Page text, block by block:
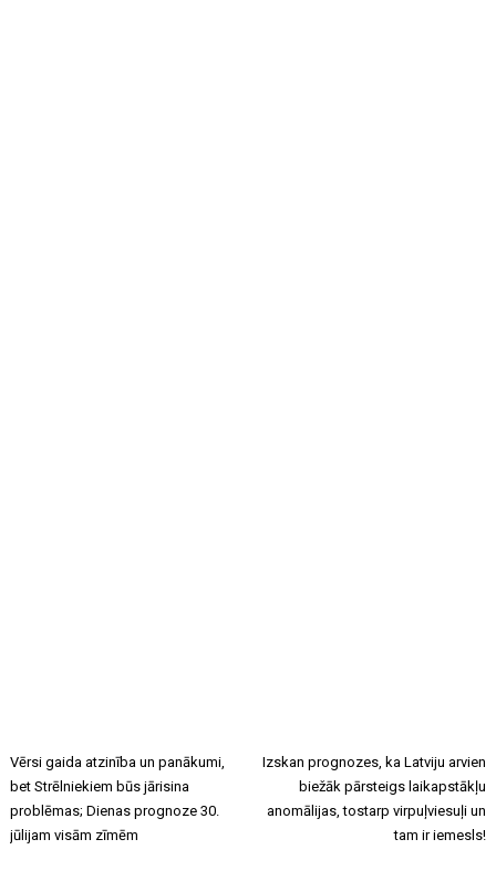
Vērsi gaida atzinība un panākumi,
bet Strēlniekiem būs jārisina
problēmas; Dienas prognoze 30.
jūlijam visām zīmēm
Izskan prognozes, ka Latviju arvien
biežāk pārsteigs laikapstākļu
anomālijas, tostarp virpuļviesuļi un
tam ir iemesls!